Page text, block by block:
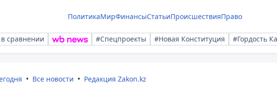
ПолитикаМирФинансыСтатьиПроисшествияПраво
сравнении #Спецпроекты #Новая Конституция #Гордость
Все новости Редакция Zakon.kz